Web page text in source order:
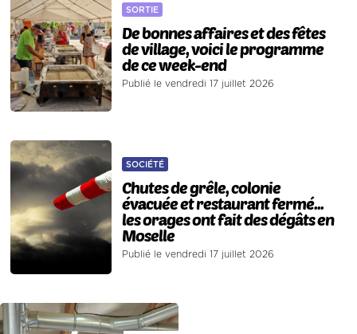
SORTIE
De bonnes affaires et des fêtes
de village, voici le programme
de ce week-end
Publié le vendredi 17 juillet 2026
SOCIÉTÉ
Chutes de grêle, colonie
évacuée et restaurant fermé...
les orages ont fait des dégâts en
Moselle
Publié le vendredi 17 juillet 2026